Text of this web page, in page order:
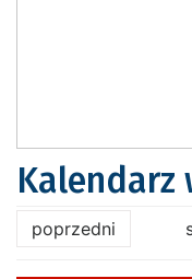
Kalendarz
poprzedni